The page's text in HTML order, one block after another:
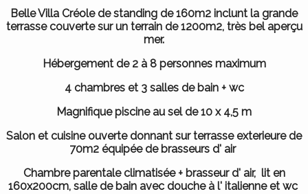
Belle Villa Créole de standing de 160m2 inclunt la grande
terrasse couverte sur un terrain de 1200m2, très bel aperçu
mer.
Hébergement de 2 à 8 personnes maximum
4 chambres et 3 salles de bain + wc
Magnifique piscine au sel de 10 x 4,5 m
Salon et cuisine ouverte donnant sur terrasse exterieure de
70m2 équipée de brasseurs d' air
Chambre parentale climatisée + brasseur d' air, lit en
160x200cm, salle de bain avec douche à l' italienne et wc